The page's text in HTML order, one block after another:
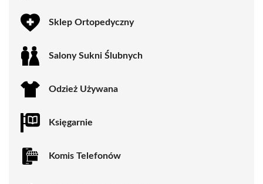
Sklep Ortopedyczny
Salony Sukni Ślubnych
Odzież Używana
Księgarnie
Komis Telefonów